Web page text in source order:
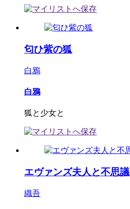
匂ひ紫の狐
白鴉
白鴉
狐と少女と
エヴァンズ夫人と不思議
織吾